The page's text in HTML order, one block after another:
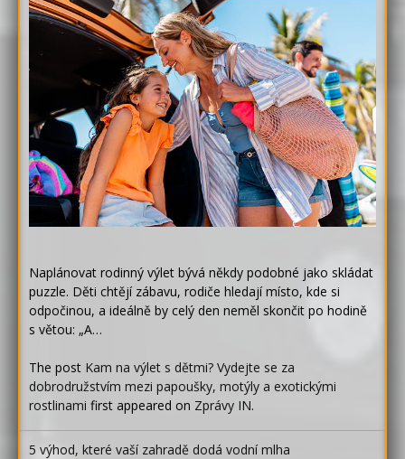
Naplánovat rodinný výlet bývá někdy podobné jako skládat
puzzle. Děti chtějí zábavu, rodiče hledají místo, kde si
odpočinou, a ideálně by celý den neměl skončit po hodině
s větou: „A…
The post Kam na výlet s dětmi? Vydejte se za
dobrodružstvím mezi papoušky, motýly a exotickými
rostlinami first appeared on Zprávy IN.
5 výhod, které vaší zahradě dodá vodní mlha